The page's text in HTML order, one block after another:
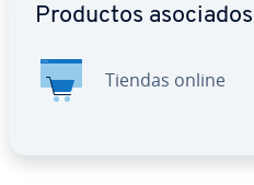
Productos asociados
Tiendas online